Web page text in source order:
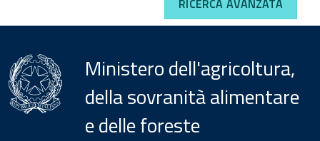
RICERCA AVANZATA
Ministero dell'agricoltura,
della sovranità alimentare
e delle foreste